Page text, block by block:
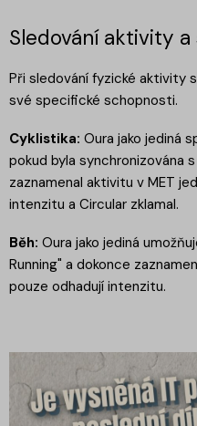
Sledování aktivity
Při sledování fyzické aktivity
své specifické schopnosti.
Cyklistika: Oura jako jediná
pokud byla synchronizována
zaznamenal aktivitu v MET
intenzitu a Circular zklamal.
Běh: Oura jako jediná
Running" a dokonce
pouze odhadují intenzitu.